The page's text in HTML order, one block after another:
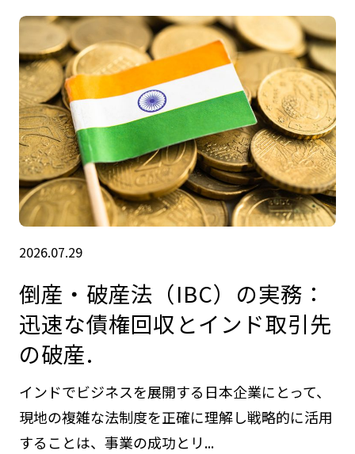
2026.07.29
倒産・破産法（IBC）の実務：
迅速な債権回収とインド取引先
の破産.
インドでビジネスを展開する日本企業にとって、
現地の複雑な法制度を正確に理解し戦略的に活用
することは、事業の成功とリ...